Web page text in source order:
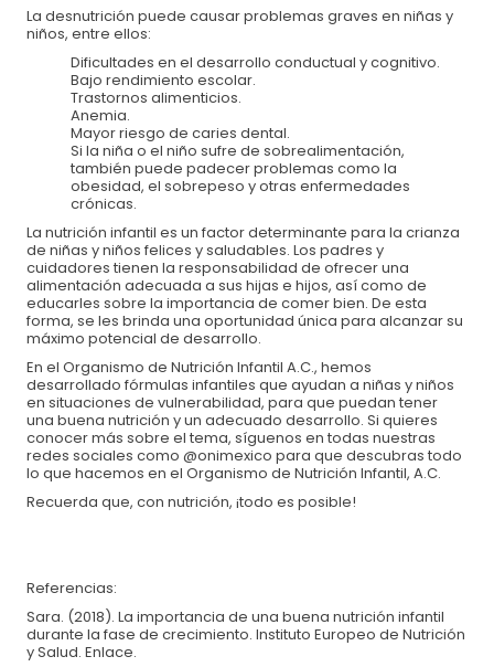
La desnutrición puede causar problemas graves en niñas y
niños, entre ellos:
Dificultades en el desarrollo conductual y cognitivo.
Bajo rendimiento escolar.
Trastornos alimenticios.
Anemia.
Mayor riesgo de caries dental.
Si la niña o el niño sufre de sobrealimentación,
también puede padecer problemas como la
obesidad, el sobrepeso y otras enfermedades
crónicas.
La nutrición infantil es un factor determinante para la crianza
de niñas y niños felices y saludables. Los padres y
cuidadores tienen la responsabilidad de ofrecer una
alimentación adecuada a sus hijas e hijos, así como de
educarles sobre la importancia de comer bien. De esta
forma, se les brinda una oportunidad única para alcanzar su
máximo potencial de desarrollo.
En el Organismo de Nutrición Infantil A.C., hemos
desarrollado fórmulas infantiles que ayudan a niñas y niños
en situaciones de vulnerabilidad, para que puedan tener
una buena nutrición y un adecuado desarrollo. Si quieres
conocer más sobre el tema, síguenos en todas nuestras
redes sociales como @onimexico para que descubras todo
lo que hacemos en el Organismo de Nutrición Infantil, A.C.
Recuerda que, con nutrición, ¡todo es posible!
Referencias:
Sara. (2018). La importancia de una buena nutrición infantil
durante la fase de crecimiento. Instituto Europeo de Nutrición
y Salud. Enlace.